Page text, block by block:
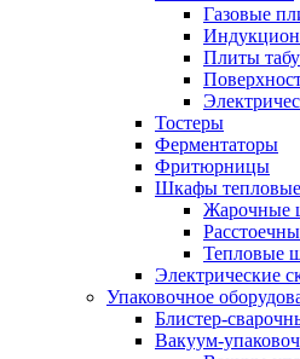
Газовые
Плиты
Тостеры
Ферментаторы
Фритюрницы
Шкафы тепловые
Жарочные
Тепловые
Электрические
Упаковочное
Блистер-
Вакуум-